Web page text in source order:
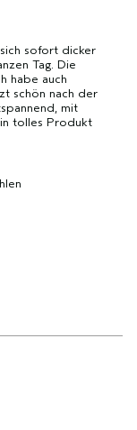
sofort dicker
Tag. Die
habe auch
schön nach der
mit
tolles Produkt